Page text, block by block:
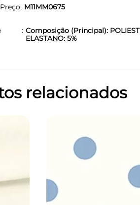
M11MM0675
Composição (Principal):
ELASTANO: 5%
relacionados